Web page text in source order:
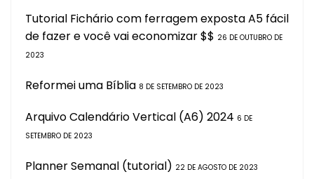
Tutorial Fichário com ferragem exposta A5 fácil
de fazer e você vai economizar $$ 26 DE OUTUBRO DE
2023
Reformei uma Bíblia 8 DE SETEMBRO DE 2023
Arquivo Calendário Vertical (A6) 2024 6 DE
SETEMBRO DE 2023
Planner Semanal (tutorial) 22 DE AGOSTO DE 2023